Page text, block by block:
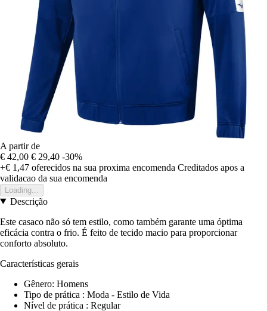
A partir de
€ 42,00 € 29,40 -30%
+€ 1,47 oferecidos na sua proxima encomenda Creditados apos a
validacao da sua encomenda
Loading...
Descrição
Este casaco não só tem estilo, como também garante uma óptima
eficácia contra o frio. É feito de tecido macio para proporcionar
conforto absoluto.
Características gerais
Gênero: Homens
Tipo de prática : Moda - Estilo de Vida
Nível de prática : Regular